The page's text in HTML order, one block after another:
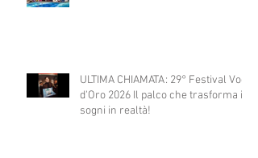
ULTIMA CHIAMATA: 29° Festival Voci
d'Oro 2026 Il palco che trasforma i
sogni in realtà!